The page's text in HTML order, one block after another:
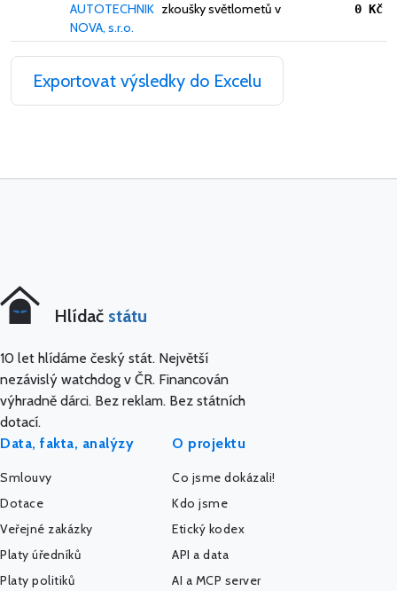
AUTOTECHNIK
NOVA, s.r.o.
zkoušky světlometů v
0 Kč
Exportovat výsledky do Excelu
Hlídač státu
10 let hlídáme český stát. Největší
nezávislý watchdog v ČR. Financován
výhradně dárci. Bez reklam. Bez státních
dotací.
Data, fakta, analýzy
Smlouvy
Dotace
Veřejné zakázky
Platy úředníků
Platy politiků
O projektu
Co jsme dokázali!
Kdo jsme
Etický kodex
API a data
AI a MCP server